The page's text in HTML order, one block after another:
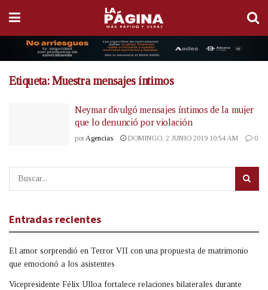
Etiqueta:Muestra mensajes íntimos
Neymar divulgó mensajes íntimos de la mujer
que lo denunció por violación
por Agencias DOMINGO, 2 JUNIO 2019 10:54 AM 0
Entradas recientes
El amor sorprendió en Terror VII con una propuesta de matrimonio
que emocionó a los asistentes
Vicepresidente Félix Ulloa fortalece relaciones bilaterales durante